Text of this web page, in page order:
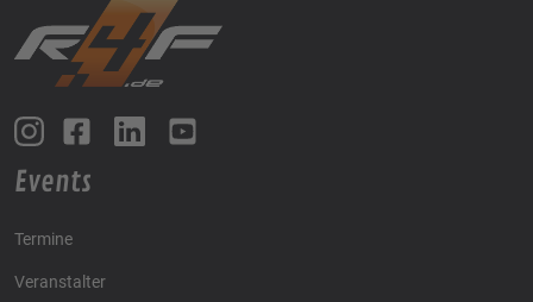
Events
Termine
Veranstalter